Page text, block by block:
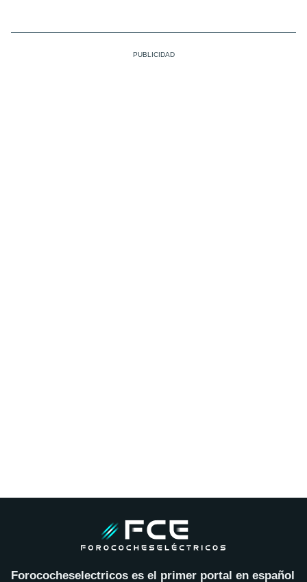
Forococheselectricos es el primer portal en español